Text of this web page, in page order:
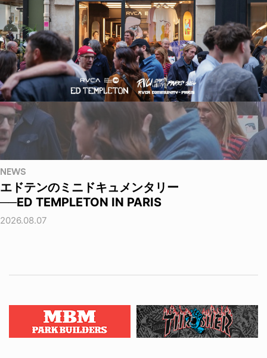
NEWS
エドテンのミニドキュメンタリー
──ED TEMPLETON IN PARIS
2026.08.07